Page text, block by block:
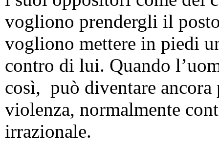
vogliono prendergli il
vogliono mettere in piedi
contro di lui. Quando
così, può diventare
violenza, normalmente
irrazionale.